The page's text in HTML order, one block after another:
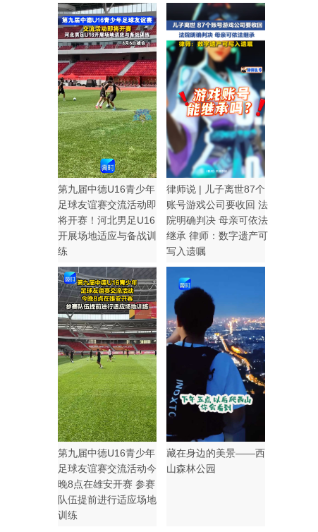
第九届中德U16青少年
足球友谊赛交流活动即
将开赛！河北男足U16
开展场地适应与备战训
练
律师说 | 儿子离世87个
账号游戏公司要收回 法
院明确判决 母亲可依法
继承 律师：数字遗产可
写入遗嘱
第九届中德U16青少年
足球友谊赛交流活动今
晚8点在雄安开赛 参赛
队伍提前进行适应场地
训练
藏在身边的美景——西
山森林公园